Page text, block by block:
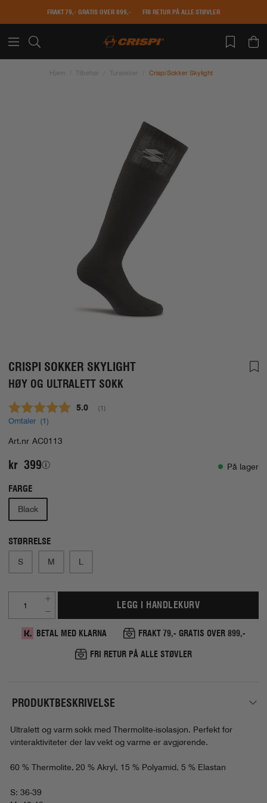
FRAKT 79,- GRATIS OVER 899,- FRI RETUR PÅ ALLE STØVLER
Hjem Tilbehør Tursokker Crispi Sokker Skylight
CRISPI SOKKER SKYLIGHT
HØY OG ULTRALETT SOKK
Gjennomsnittskarakter:
5.0 (stemmer:
1)
Omtaler (1)
Art.nr AC0113
kr 399 På lager
FARGE
Black
STØRRELSE
S M L
LEGG I HANDLEKURV
BETAL MED KLARNA FRAKT 79,- GRATIS OVER 899,-
FRI RETUR PÅ ALLE STØVLER
PRODUKTBESKRIVELSE
Ultralett og varm sokk med Thermolite-isolasjon. Perfekt for
vinteraktiviteter der lav vekt og varme er avgjørende.
60 % Thermolite, 20 % Akryl, 15 % Polyamid, 5 % Elastan
S: 36-39